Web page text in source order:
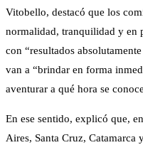
Vitobello, destacó que los
normalidad, tranquilidad y en
con “resultados
van a “brindar en forma
aventurar a qué hora se
En ese sentido, explicó que,
Aires, Santa Cruz, Catamarca